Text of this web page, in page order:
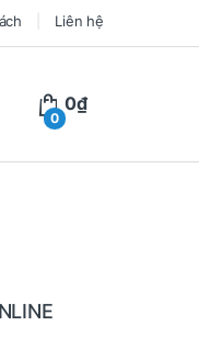
Liên hệ
0
0₫